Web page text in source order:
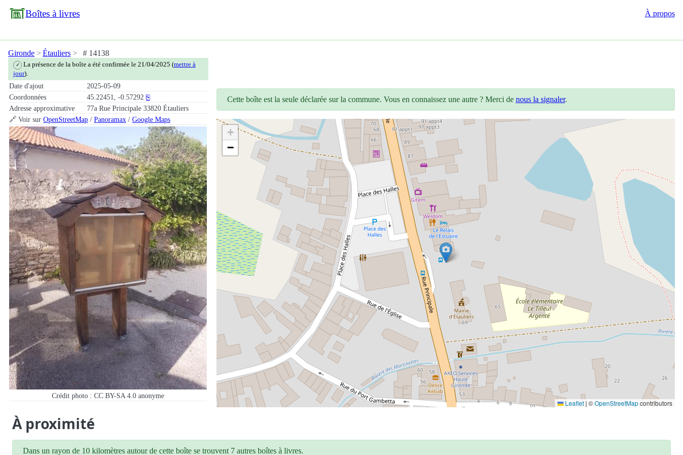
Boîtes à livres À propos
Gironde Étauliers # 14138
✓ La présence de la boîte a été confirmée le 21/04/2025 (mettre à
jour).
Date d'ajout
2025-05-09
Coordonnées
45.22451, -0.57292 ⎘
Adresse approximative
77a Rue Principale 33820 Étauliers
🔗 Voir sur OpenStreetMap / Panoramax / Google Maps
Crédit photo : CC BY-SA 4.0 anonyme
Cette boîte est la seule déclarée sur la commune. Vous en connaissez une autre ? Merci de nous la signaler.
+
−
Leaflet | ©OpenStreetMapcontributors
À proximité
Dans un rayon de 10 kilomètres autour de cette boîte se trouvent 7 autres boîtes à livres.